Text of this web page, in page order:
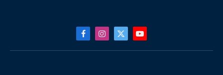
FacebookInstagram
X
(Twitter)
YouTube